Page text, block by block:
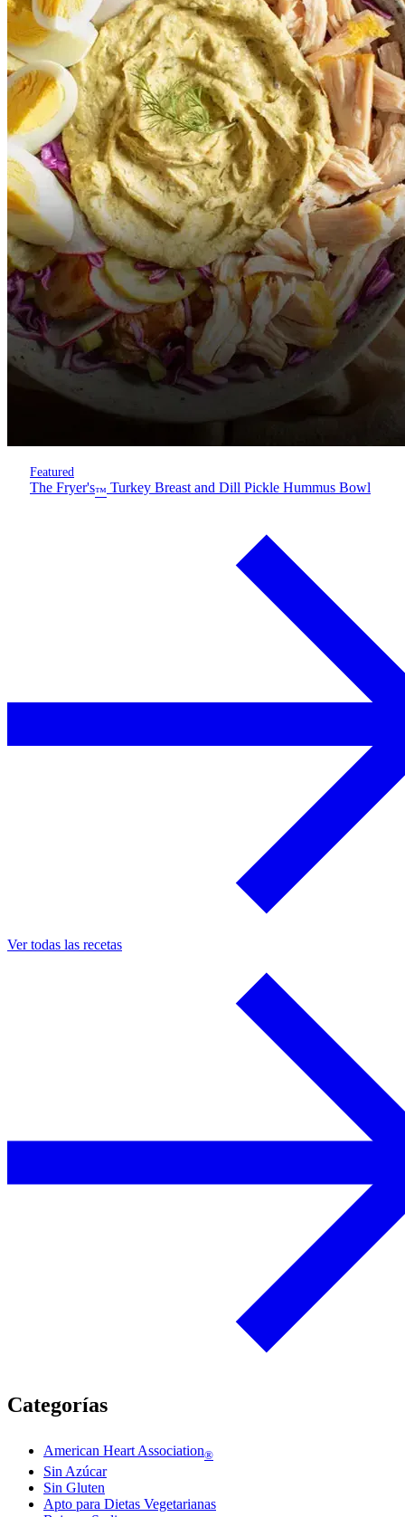
Featured
The Fryer's™ Turkey Breast and Dill Pickle Hummus Bowl
Ver todas las recetas
Categorías
American Heart Association®
Sin Azúcar
Sin Gluten
Apto para Dietas Vegetarianas